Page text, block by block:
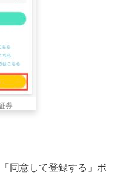
券
同意して登録する」ボ